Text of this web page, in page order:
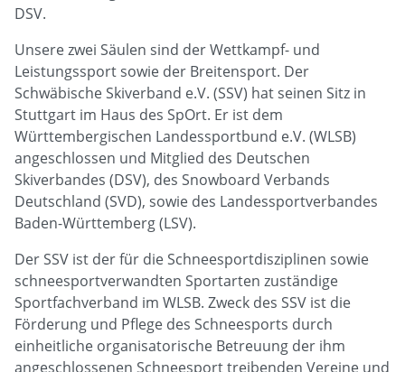
DSV.
Unsere zwei Säulen sind der Wettkampf- und
Leistungssport sowie der Breitensport. Der
Schwäbische Skiverband e.V. (SSV) hat seinen Sitz in
Stuttgart im Haus des SpOrt. Er ist dem
Württembergischen Landessportbund e.V. (WLSB)
angeschlossen und Mitglied des Deutschen
Skiverbandes (DSV), des Snowboard Verbands
Deutschland (SVD), sowie des Landessportverbandes
Baden-Württemberg (LSV).
Der SSV ist der für die Schneesportdisziplinen sowie
schneesportverwandten Sportarten zuständige
Sportfachverband im WLSB. Zweck des SSV ist die
Förderung und Pflege des Schneesports durch
einheitliche organisatorische Betreuung der ihm
angeschlossenen Schneesport treibenden Vereine und